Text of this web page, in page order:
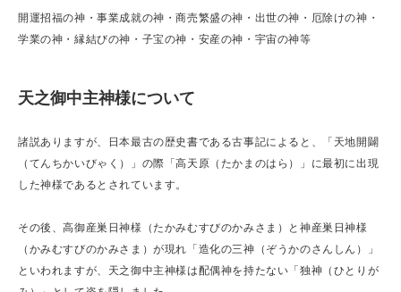
開運招福の神・事業成就の神・商売繁盛の神・出世の神・厄除けの神・
学業の神・縁結びの神・子宝の神・安産の神・宇宙の神等
天之御中主神様について
諸説ありますが、日本最古の歴史書である古事記によると、「天地開闢
（てんちかいびゃく）」の際「高天原（たかまのはら）」に最初に出現
した神様であるとされています。
その後、高御産巣日神様（たかみむすびのかみさま）と神産巣日神様
（かみむすびのかみさま）が現れ「造化の三神（ぞうかのさんしん）」
といわれますが、天之御中主神様は配偶神を持たない「独神（ひとりが